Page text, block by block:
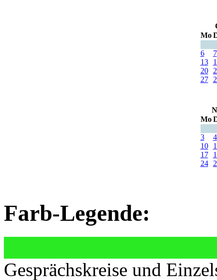
Mo
6
7
13
20
27
Mo
3
4
10
17
24
Farb-Legende:
Gesprächskreise und